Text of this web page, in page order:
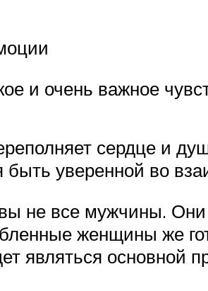
и очень важное
сердце и
быть уверенной во
не все мужчины.
женщины же
являться основной